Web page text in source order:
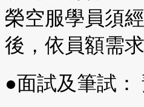
榮空服學員須
後，依員額需
●面試及筆試：